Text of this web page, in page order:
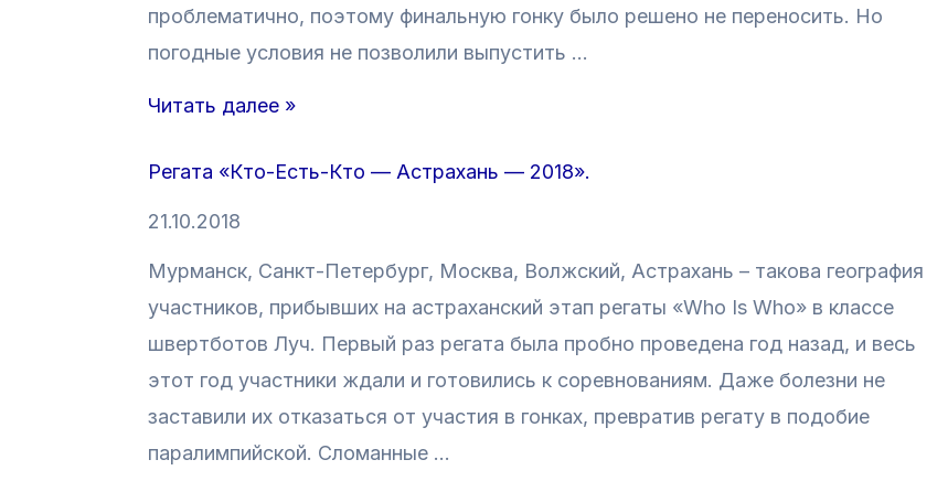
проблематично, поэтому финальную гонку было решено не переносить. Но
погодные условия не позволили выпустить …
З
к
р
т
и
е
с
е
з
Читать далее »
Регата «Кто-Есть-Кто — Астрахань — 2018».
21.10.2018
Мурманск, Санкт-Петербург, Москва, Волжский, Астрахань – такова география
участников, прибывших на астраханский этап регаты «Who Is Who» в классе
швертботов Луч. Первый раз регата была пробно проведена год назад, и весь
этот год участники ждали и готовились к соревнованиям. Даже болезни не
заставили их отказаться от участия в гонках, превратив регату в подобие
паралимпийской. Сломанные …